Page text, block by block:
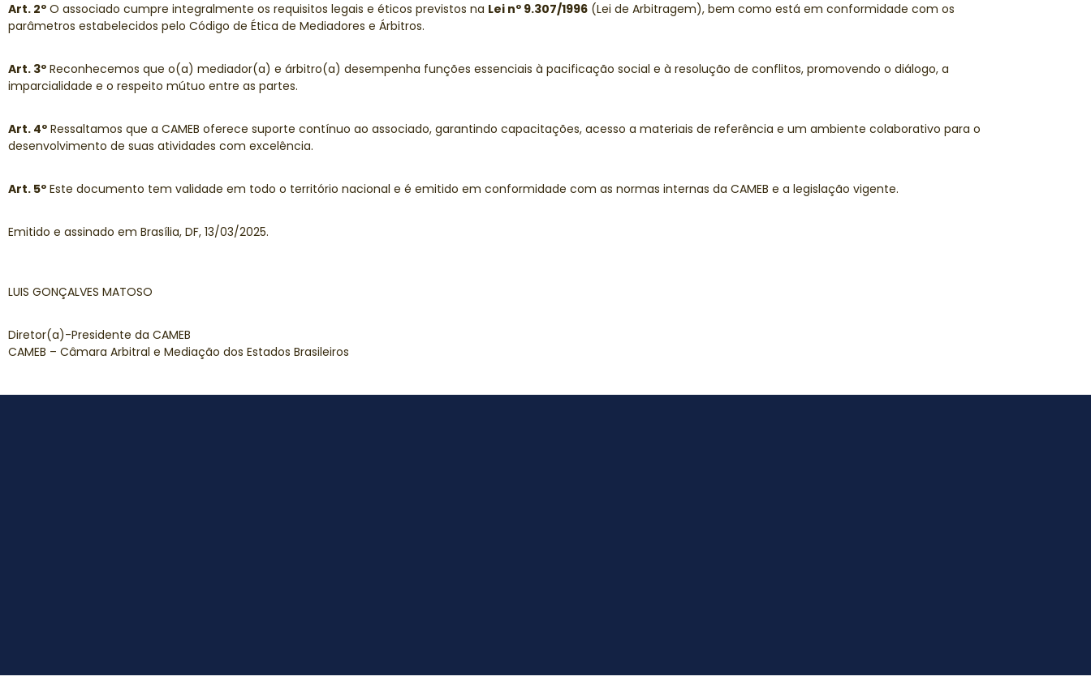
Art. 2º O associado cumpre integralmente os requisitos legais e éticos previstos na Lei nº 9.307/1996 (Lei de Arbitragem), bem como está em conformidade com os
parâmetros estabelecidos pelo Código de Ética de Mediadores e Árbitros.
Art. 3º Reconhecemos que o(a) mediador(a) e árbitro(a) desempenha funções essenciais à pacificação social e à resolução de conflitos, promovendo o diálogo, a
imparcialidade e o respeito mútuo entre as partes.
Art. 4º Ressaltamos que a CAMEB oferece suporte contínuo ao associado, garantindo capacitações, acesso a materiais de referência e um ambiente colaborativo para o
desenvolvimento de suas atividades com excelência.
Art. 5º Este documento tem validade em todo o território nacional e é emitido em conformidade com as normas internas da CAMEB e a legislação vigente.
Emitido e assinado em Brasília, DF, 13/03/2025.
LUIS GONÇALVES MATOSO
Diretor(a)-Presidente da CAMEB
CAMEB – Câmara Arbitral e Mediação dos Estados Brasileiros